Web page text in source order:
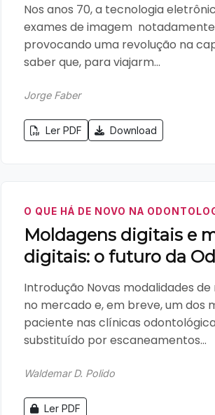
Nos anos 70, a tecnologia
exames de imagem 
provocando uma revolução na
saber que, para viajarm...
Jorge Faber
Ler PDF Download
O QUE HÁ DE NOVO NA
Moldagens digitais e
digitais: o futuro da
Introdução Novas modalidades
no mercado e, em breve, um dos
paciente nas clínicas
substituído por escaneamentos...
Waldemar D. Polido
Ler PDF